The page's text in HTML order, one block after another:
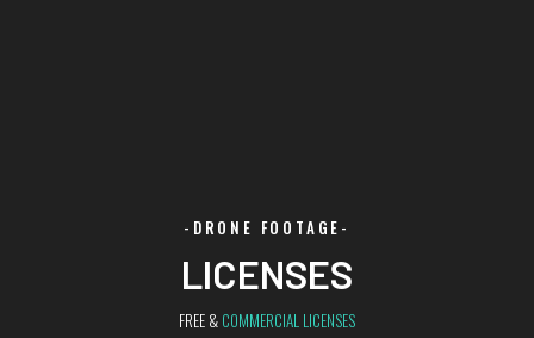
-DRONE FOOTAGE-
LICENSES
FREE & COMMERCIAL LICENSES